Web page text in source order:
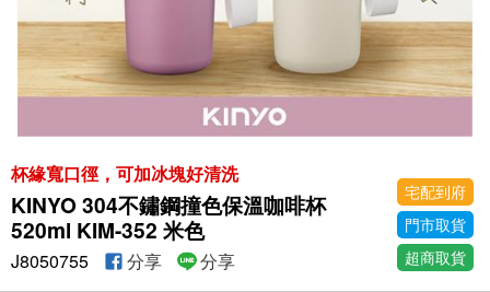
杯緣寬口徑，可加冰塊好清洗
KINYO 304不鏽鋼撞色保溫咖啡杯
520ml KIM-352 米色
宅配到府
門市取貨
超商取貨
J8050755 分享 分享